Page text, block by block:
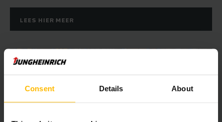
Consent Details About
LEES HIER MEER